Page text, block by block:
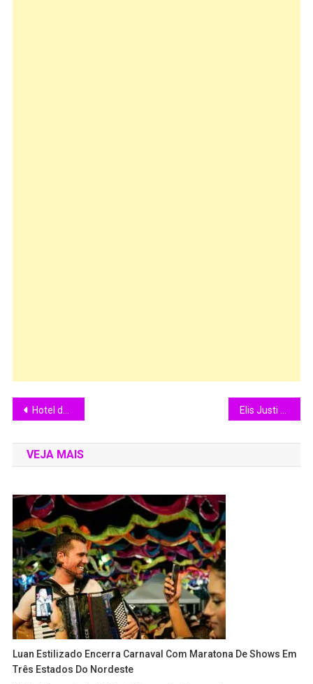
Hotel de Paulínia oferece pacotes especiais para curtir o Natal e Réveillon Elis Justi sobe ao palco do Villa Country em São Paulo
VEJA MAIS
Luan Estilizado Encerra Carnaval Com Maratona De Shows Em
Três Estados Do Nordeste